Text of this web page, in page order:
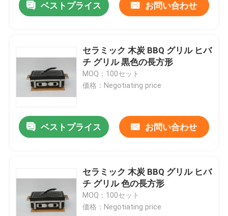
ベストプライス お問い合わせ
セラミック 木炭 BBQ グリル ヒバ
チ グリル 黒色の長方形
MOQ：100セット
価格：Negotiating price
ベストプライス お問い合わせ
セラミック 木炭 BBQ グリル ヒバ
チ グリル 色の長方形
MOQ：100セット
価格：Negotiating price